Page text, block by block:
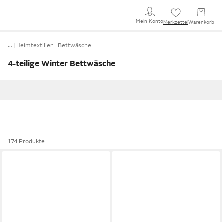
Mein KontoMerkzettel Warenkorb
… Heimtextilien Bettwäsche
4-teilige Winter Bettwäsche
174 Produkte